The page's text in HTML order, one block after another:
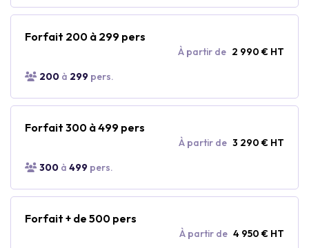
Forfait 200 à 299 pers
À partir de 2 990 € HT
200 à 299 pers.
Forfait 300 à 499 pers
À partir de 3 290 € HT
300 à 499 pers.
Forfait + de 500 pers
À partir de 4 950 € HT